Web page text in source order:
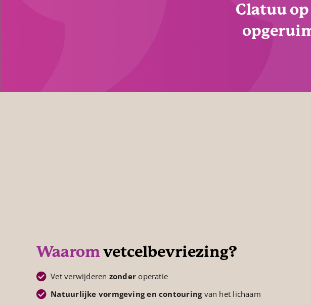
Clatuu
Waaromvetcelbevriezing?
Vet verwijderen zonder operatie
Natuurlijke vormgeving en contouringvan het lichaam